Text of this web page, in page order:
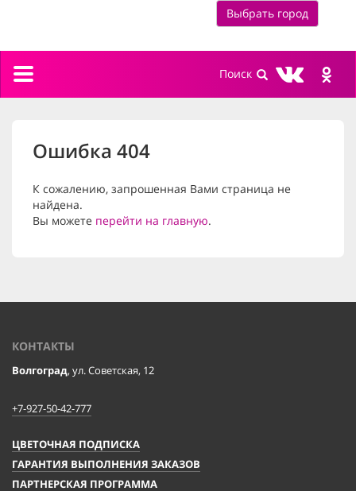
Выбрать город
Toggle
Ошибка 404
К сожалению, запрошенная Вами страница не
найдена.
Вы можете перейти на главную.
КОНТАКТЫ
Волгоград, ул. Советская, 12
+7-927-50-42-777
ЦВЕТОЧНАЯ ПОДПИСКА
ГАРАНТИЯ ВЫПОЛНЕНИЯ ЗАКАЗОВ
ПАРТНЕРСКАЯ ПРОГРАММА